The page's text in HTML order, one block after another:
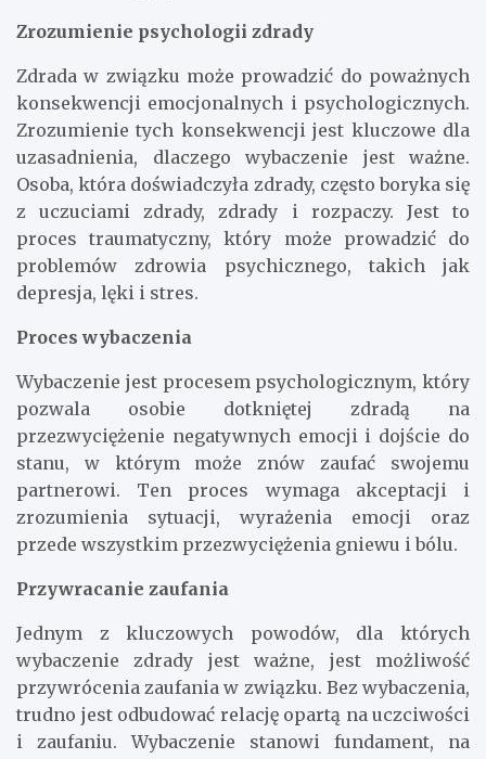
Zrozumienie psychologii zdrady
Zdrada w związku może prowadzić do poważnych
konsekwencji emocjonalnych i psychologicznych.
Zrozumienie tych konsekwencji jest kluczowe dla
uzasadnienia, dlaczego wybaczenie jest ważne.
Osoba, która doświadczyła zdrady, często boryka się
z uczuciami zdrady, zdrady i rozpaczy. Jest to
proces traumatyczny, który może prowadzić do
problemów zdrowia psychicznego, takich jak
depresja, lęki i stres.
Proces wybaczenia
Wybaczenie jest procesem psychologicznym, który
pozwala osobie dotkniętej zdradą na
przezwyciężenie negatywnych emocji i dojście do
stanu, w którym może znów zaufać swojemu
partnerowi. Ten proces wymaga akceptacji i
zrozumienia sytuacji, wyrażenia emocji oraz
przede wszystkim przezwyciężenia gniewu i bólu.
Przywracanie zaufania
Jednym z kluczowych powodów, dla których
wybaczenie zdrady jest ważne, jest możliwość
przywrócenia zaufania w związku. Bez wybaczenia,
trudno jest odbudować relację opartą na uczciwości
i zaufaniu. Wybaczenie stanowi fundament, na